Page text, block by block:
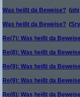
Was heißt da Beweise? (phj
Was heißt da Beweise? (
Re(7): Was heißt da
Re(8): Was heißt da
Re(9): Was heißt da
Re(9): Was heißt da
Re(8): Was heißt da